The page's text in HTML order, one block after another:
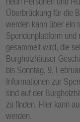
Überbrückung für die
werden kann über ein
Spendenplattform und
gesammelt wird, die
Burgholzhäuser
bis Sonntag, 9.
Informationen zur
sind auf der
zu finden. Hier kann
werden.